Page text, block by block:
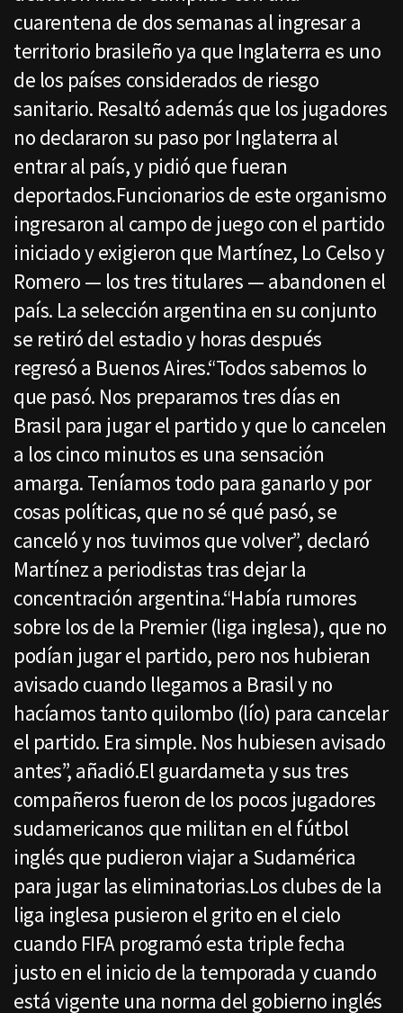
cuarentena de dos semanas al ingresar a
territorio brasileño ya que Inglaterra es uno
de los países considerados de riesgo
sanitario. Resaltó además que los jugadores
no declararon su paso por Inglaterra al
entrar al país, y pidió que fueran
deportados.Funcionarios de este organismo
ingresaron al campo de juego con el partido
iniciado y exigieron que Martínez, Lo Celso y
Romero — los tres titulares — abandonen el
país. La selección argentina en su conjunto
se retiró del estadio y horas después
regresó a Buenos Aires.“Todos sabemos lo
que pasó. Nos preparamos tres días en
Brasil para jugar el partido y que lo cancelen
a los cinco minutos es una sensación
amarga. Teníamos todo para ganarlo y por
cosas políticas, que no sé qué pasó, se
canceló y nos tuvimos que volver”, declaró
Martínez a periodistas tras dejar la
concentración argentina.“Había rumores
sobre los de la Premier (liga inglesa), que no
podían jugar el partido, pero nos hubieran
avisado cuando llegamos a Brasil y no
hacíamos tanto quilombo (lío) para cancelar
el partido. Era simple. Nos hubiesen avisado
antes”, añadió.El guardameta y sus tres
compañeros fueron de los pocos jugadores
sudamericanos que militan en el fútbol
inglés que pudieron viajar a Sudamérica
para jugar las eliminatorias.Los clubes de la
liga inglesa pusieron el grito en el cielo
cuando FIFA programó esta triple fecha
justo en el inicio de la temporada y cuando
está vigente una norma del gobierno inglés